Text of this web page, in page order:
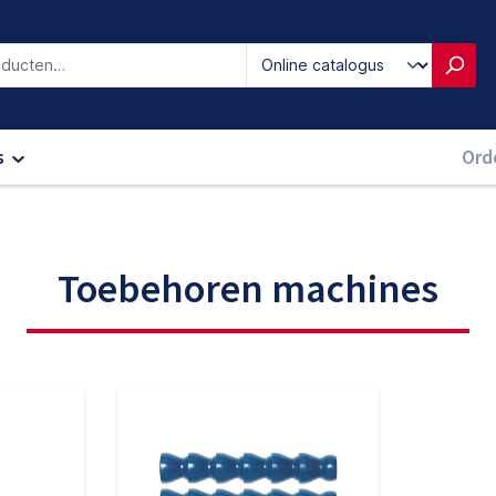
Toebehoren machines